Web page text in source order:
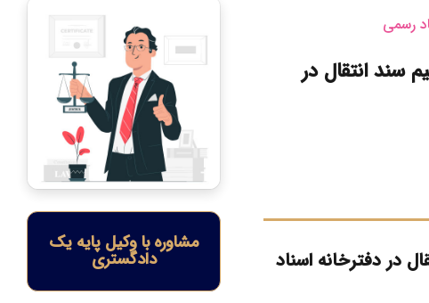
رسمی
سند انتقال در
در دفترخانه اسناد
مشاوره با وکیل پایه یک
دادگستری